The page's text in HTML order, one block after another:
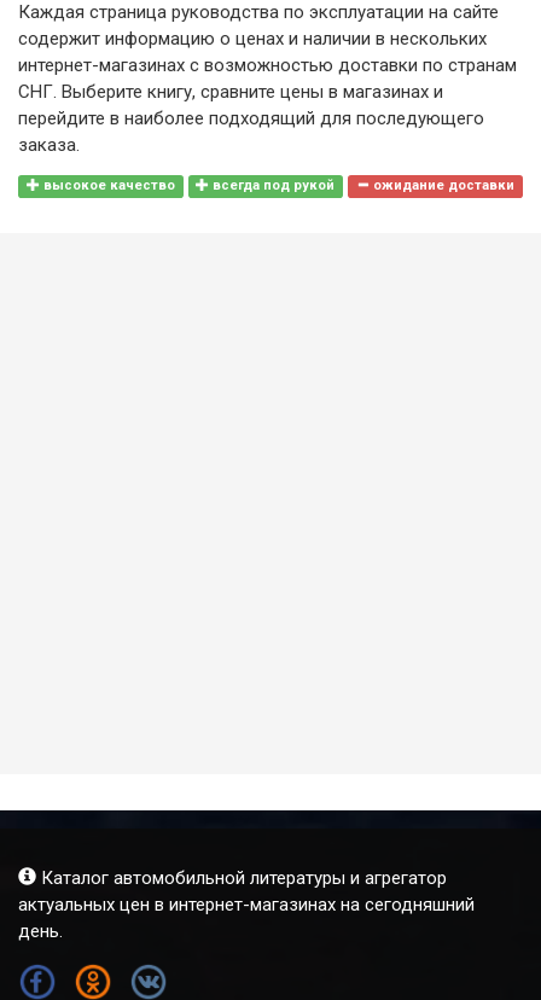
Каждая страница руководства по эксплуатации на сайте
содержит информацию о ценах и наличии в нескольких
интернет-магазинах с возможностью доставки по странам
СНГ. Выберите книгу, сравните цены в магазинах и
перейдите в наиболее подходящий для последующего
заказа.
высокое качество всегда под рукой ожидание доставки
Каталог автомобильной литературы и агрегатор
актуальных цен в интернет-магазинах на сегодняшний
день.
FB OK VK